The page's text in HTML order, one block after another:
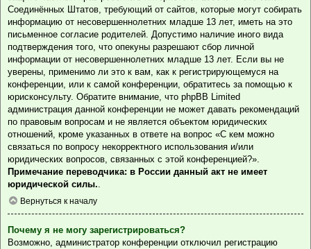
Соединённых Штатов, требующий от сайтов, которые могут собирать
информацию от несовершеннолетних младше 13 лет, иметь на это
письменное согласие родителей. Допустимо наличие иного вида
подтверждения того, что опекуны разрешают сбор личной
информации от несовершеннолетних младше 13 лет. Если вы не
уверены, применимо ли это к вам, как к регистрирующемуся на
конференции, или к самой конференции, обратитесь за помощью к
юрисконсульту. Обратите внимание, что phpBB Limited
администрация данной конференции не может давать рекомендаций
по правовым вопросам и не является объектом юридических
отношений, кроме указанных в ответе на вопрос «С кем можно
связаться по вопросу некорректного использования и/или
юридических вопросов, связанных с этой конференцией?».
Примечание переводчика: в России данный акт не имеет
юридической силы..
Вернуться к началу
Почему я не могу зарегистрироваться?
Возможно, администратор конференции отключил регистрацию